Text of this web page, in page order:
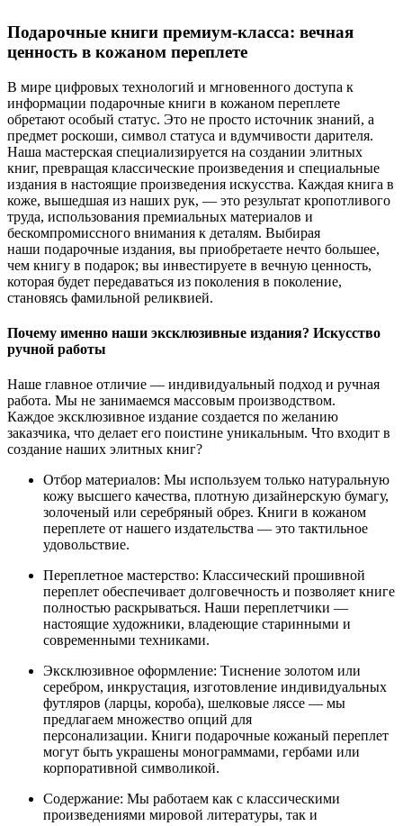
Подарочные книги премиум-класса: вечная
ценность в кожаном переплете
В мире цифровых технологий и мгновенного доступа к
информации подарочные книги в кожаном переплете
обретают особый статус. Это не просто источник знаний, а
предмет роскоши, символ статуса и вдумчивости дарителя.
Наша мастерская специализируется на создании элитных
книг, превращая классические произведения и специальные
издания в настоящие произведения искусства. Каждая книга в
коже, вышедшая из наших рук, — это результат кропотливого
труда, использования премиальных материалов и
бескомпромиссного внимания к деталям. Выбирая
наши подарочные издания, вы приобретаете нечто большее,
чем книгу в подарок; вы инвестируете в вечную ценность,
которая будет передаваться из поколения в поколение,
становясь фамильной реликвией.
Почему именно наши эксклюзивные издания? Искусство
ручной работы
Наше главное отличие — индивидуальный подход и ручная
работа. Мы не занимаемся массовым производством.
Каждое эксклюзивное издание создается по желанию
заказчика, что делает его поистине уникальным. Что входит в
создание наших элитных книг?
Отбор материалов: Мы используем только натуральную
кожу высшего качества, плотную дизайнерскую бумагу,
золоченый или серебряный обрез. Книги в кожаном
переплете от нашего издательства — это тактильное
удовольствие.
Переплетное мастерство: Классический прошивной
переплет обеспечивает долговечность и позволяет книге
полностью раскрываться. Наши переплетчики —
настоящие художники, владеющие старинными и
современными техниками.
Эксклюзивное оформление: Тиснение золотом или
серебром, инкрустация, изготовление индивидуальных
футляров (ларцы, короба), шелковые ляссе — мы
предлагаем множество опций для
персонализации. Книги подарочные кожаный переплет
могут быть украшены монограммами, гербами или
корпоративной символикой.
Содержание: Мы работаем как с классическими
произведениями мировой литературы, так и